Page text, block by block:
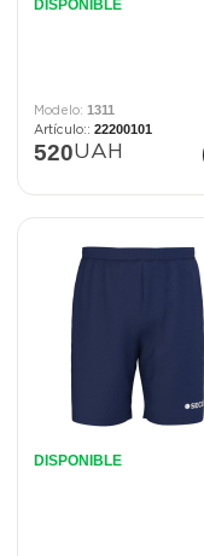
DISPONIBLE
1311
22200101
520UAH
DISPONIBLE